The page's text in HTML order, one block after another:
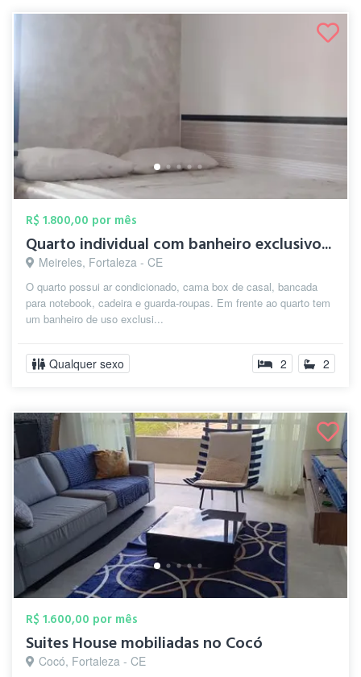
R$ 1.800,00 por mês
Quarto individual com banheiro exclusivo...
Meireles, Fortaleza - CE
O quarto possui ar condicionado, cama box de casal, bancada
para notebook, cadeira e guarda-roupas. Em frente ao quarto tem
um banheiro de uso exclusi...
Qualquer sexo 2 2
R$ 1.600,00 por mês
Suites House mobiliadas no Cocó
Cocó, Fortaleza - CE